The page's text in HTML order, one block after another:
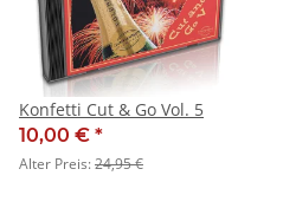
Konfetti Cut & Go Vol. 5
10,00 € *
Alter Preis:24,95 €